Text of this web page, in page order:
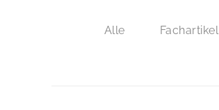
Alle Fachartikel